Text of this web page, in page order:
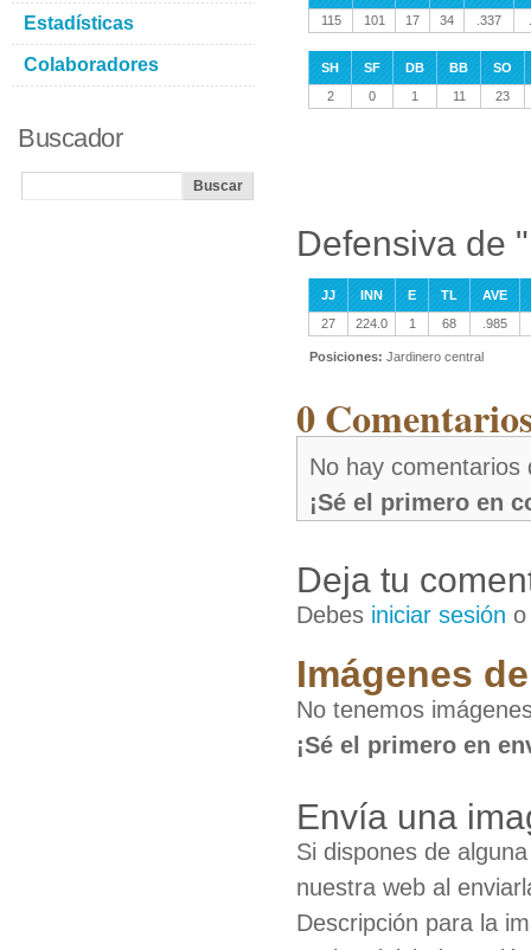
115
101 17 34 .337
SH SF DB BB
SO
2
0 1 11 23
Defensiva de
JJ INN E TL
AVE
27
224.0 1 68 .985
Posiciones: Jardinero central
0
No hay
¡Sé el primero en
Deja tu
Debes iniciar sesión
Imágenes
No tenemos
¡Sé el primero en
Envía una
Si dispones de
nuestra web al
Descripción para la
Estadísticas
Colaboradores
Buscador